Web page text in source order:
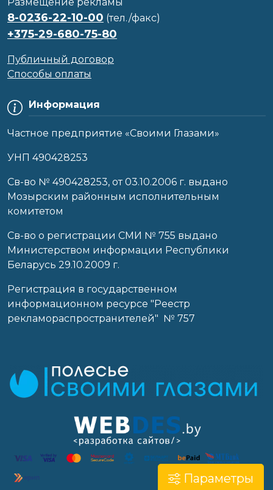
Параметры
Информация
Частное предприятие «Своими Глазами»
УНП 490428253
Cв-во № 490428253, от 03.10.2006 г. выдано
Мозырским районным исполнительным
комитетом
Св-во о регистрации СМИ № 755 выдано
Министерством информации Республики
Беларусь 29.10.2009 г.
Регистрация в государственном
информационном ресурсе "Реестр
рекламораспространителей" № 757
8-0236-22-10-00 (тел./факс)
+375-29-680-75-80
Публичный договор
Способы оплаты